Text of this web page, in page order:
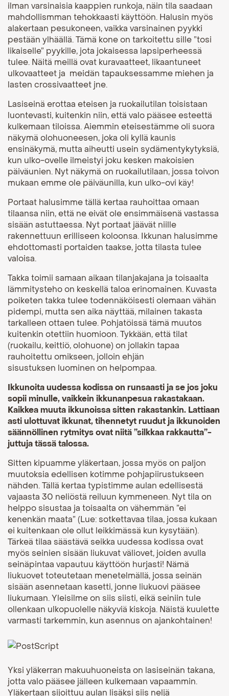
ilman varsinaisia kaappien runkoja, näin tila saadaan
mahdollismman tehokkaasti käyttöön. Halusin myös
alakertaan pesukoneen, vaikka varsinainen pyykki
pestään ylhäällä. Tämä kone on tarkoitettu sille ”tosi
likaiselle” pyykille, jota jokaisessa lapsiperheessä
tulee. Näitä meillä ovat kuravaatteet, likaantuneet
ulkovaatteet ja meidän tapauksessamme miehen ja
lasten crossivaatteet jne.
Lasiseinä erottaa eteisen ja ruokailutilan toisistaan
luontevasti, kuitenkin niin, että valo pääsee esteettä
kulkemaan tiloissa. Aiemmin eteisestämme oli suora
näkymä olohuoneesen, joka oli kyllä kaunis
ensinäkymä, mutta aiheutti usein sydämentykytyksiä,
kun ulko-ovelle ilmeistyi joku kesken makoisien
päiväunien. Nyt näkymä on ruokailutilaan, jossa toivon
mukaan emme ole päiväunilla, kun ulko-ovi käy!
Portaat halusimme tällä kertaa rauhoittaa omaan
tilaansa niin, että ne eivät ole ensimmäisenä vastassa
sisään astuttaessa. Nyt portaat jäävät niille
rakennettuun erilliseen koloonsa. Ikkunan halusimme
ehdottomasti portaiden taakse, jotta tilasta tulee
valoisa.
Takka toimii samaan aikaan tilanjakajana ja toisaalta
lämmitysteho on keskellä taloa erinomainen. Kuvasta
poiketen takka tulee todennäköisesti olemaan vähän
pidempi, mutta sen aika näyttää, milainen takasta
tarkalleen ottaen tulee. Pohjatöissä tämä muutos
kuitenkin otettiin huomioon. Tykkään, että tilat
(ruokailu, keittiö, olohuone) on jollakin tapaa
rauhoitettu omikseen, jolloin ehjän
sisustuksen luominen on helpompaa.
Ikkunoita uudessa kodissa on runsaasti ja se jos joku
sopii minulle, vaikkein ikkunanpesua rakastakaan.
Kaikkea muuta ikkunoissa sitten rakastankin. Lattiaan
asti ulottuvat ikkunat, tihennetyt ruudut ja ikkunoiden
säännöllinen rytmitys ovat niitä ”silkkaa rakkautta”-
juttuja tässä talossa.
Sitten kipuamme yläkertaan, jossa myös on paljon
muutoksia edellisen kotimme pohjapiirustukseen
nähden. Tällä kertaa typistimme aulan edellisestä
vajaasta 30 neliöstä reiluun kymmeneen. Nyt tila on
helppo sisustaa ja toisaalta on vähemmän ”ei
kenenkän maata” (Lue: sotkettavaa tilaa, jossa kukaan
ei kuitenkaan ole ollut leikkimässä kun kysytään).
Tärkeä tilaa säästävä seikka uudessa kodissa ovat
myös seinien sisään liukuvat väliovet, joiden avulla
seinäpintaa vapautuu käyttöön hurjasti! Nämä
liukuovet toteutetaan menetelmällä, jossa seinän
sisään asennetaan kasetti, jonne liukuovi pääsee
liukumaan. Yleisilme on siis siisti, eikä seiniin tule
ollenkaan ulkopuolelle näkyviä kiskoja. Näistä kuulette
varmasti tarkemmin, kun asennus on ajankohtainen!
Yksi yläkerran makuuhuoneista on lasiseinän takana,
jotta valo pääsee jälleen kulkemaan vapaammin.
Yläkertaan sijoittuu aulan lisäksi siis neljä